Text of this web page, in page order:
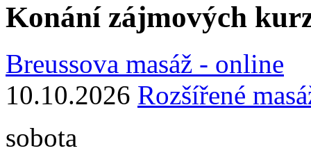
Konání zájmových
Breussova masáž - online
10.10.2026 Rozšířené
sobota